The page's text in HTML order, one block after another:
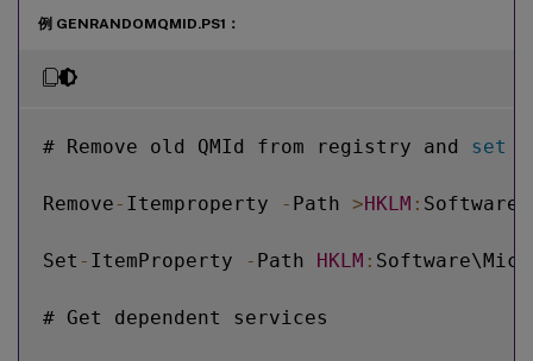
例 GENRANDOMQMID.PS1：
# Remove old QMId from registry and set
Remove - Itemproperty - Path >HKLM :
Set - ItemProperty - Path HKLM :
# Get dependent services